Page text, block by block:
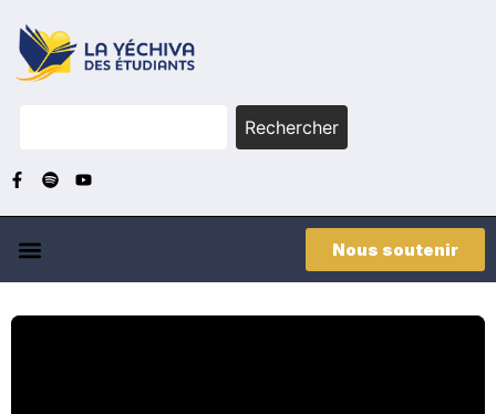
Rechercher
Nous soutenir